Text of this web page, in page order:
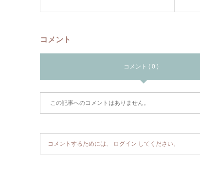
コメント
コメント ( 0 )
この記事へのコメントはありません。
コメントするためには、 ログイン してください。